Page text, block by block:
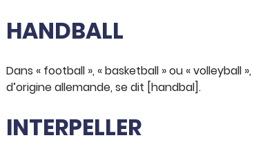
HANDBALL
Dans « football », « basketball » ou « volleyball »,
d’origine allemande, se dit [handbal].
INTERPELLER